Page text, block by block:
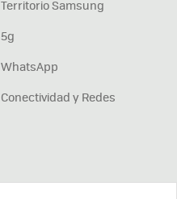
Territorio Samsung
5g
WhatsApp
Conectividad y Redes